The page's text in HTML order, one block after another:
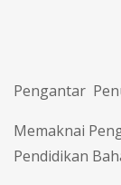
Pengantar
Memaknai
Pendidikan